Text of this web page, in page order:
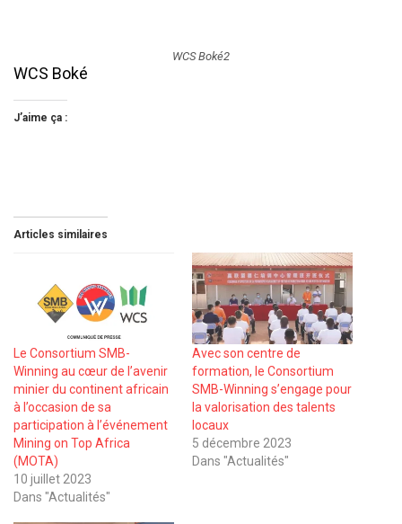
WCS Boké2
WCS Boké
J’aime ça :
Articles similaires
Le Consortium SMB-
Winning au cœur de l’avenir
minier du continent africain
à l’occasion de sa
participation à l’événement
Mining on Top Africa
(MOTA)
10 juillet 2023
Dans "Actualités"
Avec son centre de
formation, le Consortium
SMB-Winning s’engage pour
la valorisation des talents
locaux
5 décembre 2023
Dans "Actualités"